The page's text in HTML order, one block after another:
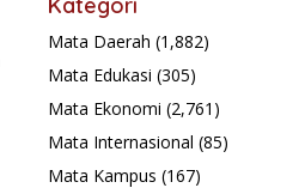
Mata Daerah (1,882)
Mata Edukasi (305)
Mata Ekonomi (2,761)
Mata Internasional (85)
Mata Kampus (167)